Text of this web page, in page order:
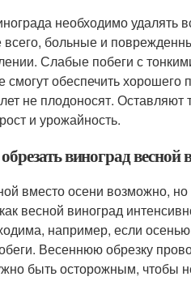
необходимо удалять
больные и
Слабые побеги с
смогут обеспечить
не плодоносят.
и урожайность.
виноград весной
вместо осени возможно,
весной виноград
например, если
Весеннюю обрезку
быть осторожным, чтобы